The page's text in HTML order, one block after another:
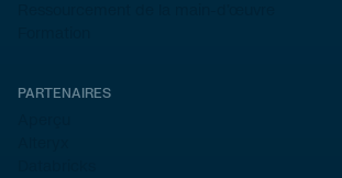
PARTENAIRES